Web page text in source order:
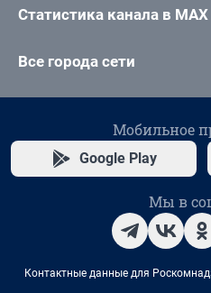
Статистика канала в MAX
Все города сети
Мобильное
Google Play
Мы в
Контактные данные для